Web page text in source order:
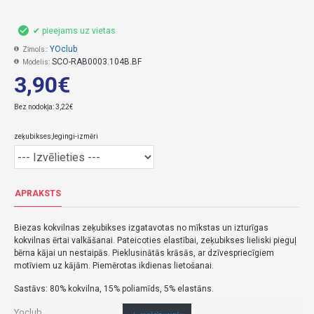
3,90€
Bez nodokļa: 3,22€
✔ pieejams uz vietas
Zīmols:: YOclub
Modelis: SCO-RAB0003.104B.BF
zeķubikses,legingi-izmēri
APRAKSTS
Biezas kokvilnas zeķubikses izgatavotas no mīkstas un izturīgas
kokvilnas ērtai valkāšanai. Pateicoties elastībai, zeķubikses lieliski pieguļ
bērna kājai un nestaipās. Pieklusinātās krāsās, ar dzīvespriecīgiem
motīviem uz kājām. Piemērotas ikdienas lietošanai.
Sastāvs: 80% kokvilna, 15% poliamīds, 5% elastāns.